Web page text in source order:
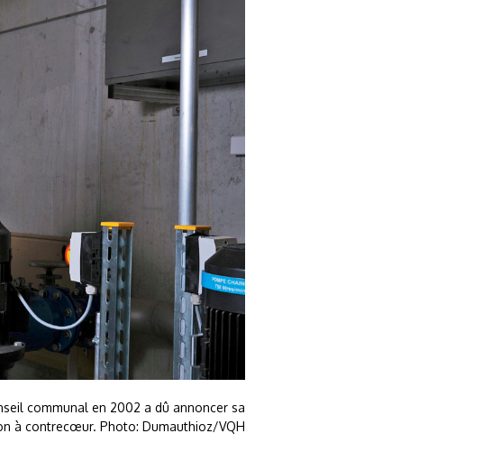
communal en 2002 a dû annoncer sa
à contrecœur. Photo: Dumauthioz/VQH